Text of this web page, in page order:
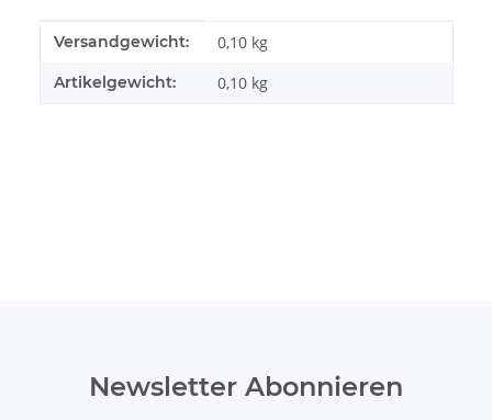
Produkteigenschaft
Wert
Versandgewicht: 0,10 kg
Artikelgewicht: 0,10 kg
Newsletter Abonnieren